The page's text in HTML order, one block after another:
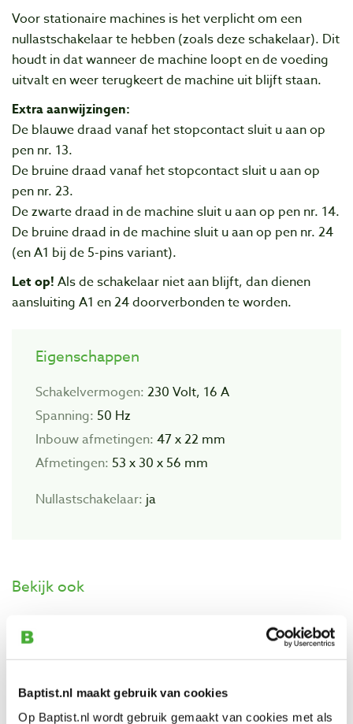
Baptist.nl maakt gebruik van cookies
Op Baptist.nl wordt gebruik gemaakt van cookies met als
Voor stationaire machines is het verplicht om een
nullastschakelaar te hebben (zoals deze schakelaar). Dit
houdt in dat wanneer de machine loopt en de voeding
uitvalt en weer terugkeert de machine uit blijft staan.
Extra aanwijzingen:
De blauwe draad vanaf het stopcontact sluit u aan op
pen nr. 13.
De bruine draad vanaf het stopcontact sluit u aan op
pen nr. 23.
De zwarte draad in de machine sluit u aan op pen nr. 14.
De bruine draad in de machine sluit u aan op pen nr. 24
(en A1 bij de 5-pins variant).
Let op! Als de schakelaar niet aan blijft, dan dienen
aansluiting A1 en 24 doorverbonden te worden.
Eigenschappen
Schakelvermogen: 230 Volt, 16 A
Spanning: 50 Hz
Inbouw afmetingen: 47 x 22 mm
Afmetingen: 53 x 30 x 56 mm
Nullastschakelaar: ja
Bekijk ook
Schakelaar groen-rood met stekker
Artikelnummer: 26795
€ 74,85 incl. btw